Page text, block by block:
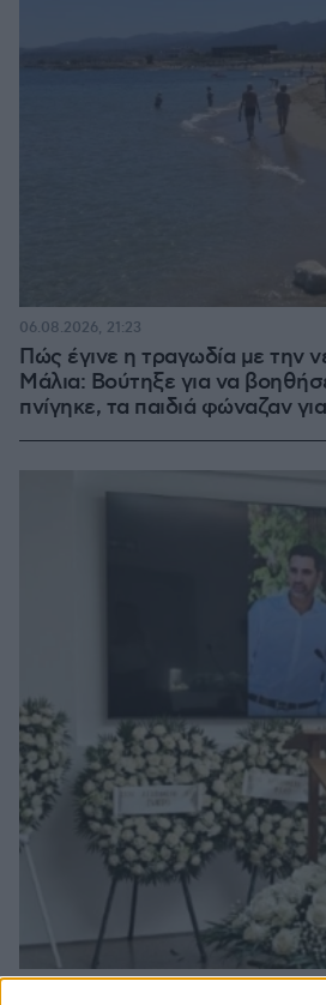
Πώς έγινε η τραγωδία με την
Μάλια: Βούτηξε για να
πνίγηκε, τα παιδιά φώναζαν
06.08.2026, 21:23